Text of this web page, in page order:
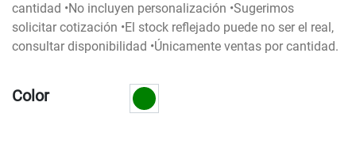
cantidad •No incluyen personalización •Sugerimos
solicitar cotización •El stock reflejado puede no ser el real,
consultar disponibilidad •Únicamente ventas por cantidad.
Color